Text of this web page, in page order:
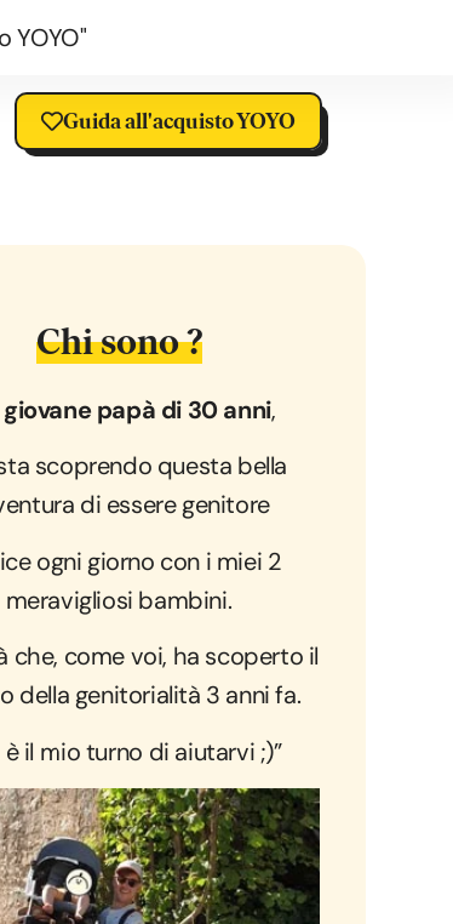
YOYO"
Guida all'acquisto YOYO
Chi sono ?
giovane papà di 30 anni,
scoprendo questa bella
di essere genitore
ogni giorno con i miei 2
meravigliosi bambini.
che, come voi, ha scoperto il
della genitorialità 3 anni fa.
è il mio turno di aiutarvi ;)”